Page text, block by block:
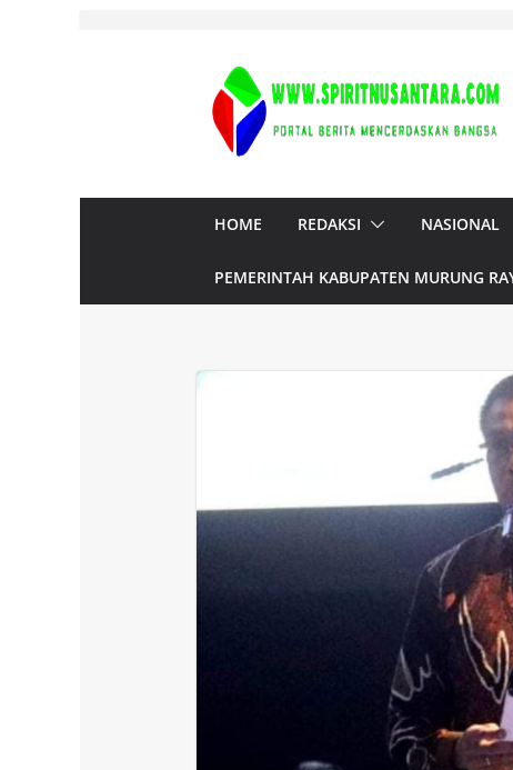
HOME REDAKSI NASIONAL
PEMERINTAH KABUPATEN MURUNG